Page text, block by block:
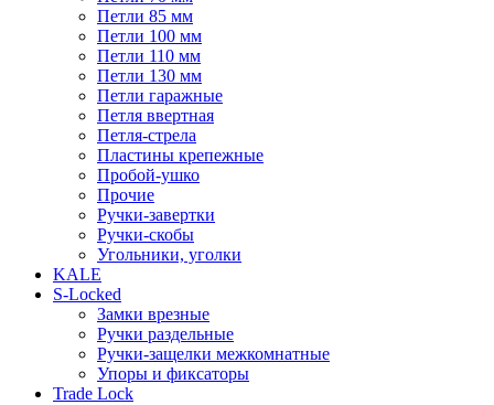
Петли 85 мм
Петли 100 мм
Петли 110 мм
Петли 130 мм
Петли гаражные
Петля ввертная
Петля-стрела
Пластины крепежные
Пробой-ушко
Прочие
Ручки-завертки
Ручки-скобы
Угольники, уголки
KALE
S-Locked
Замки врезные
Ручки раздельные
Ручки-защелки межкомнатные
Упоры и фиксаторы
Trade Lock